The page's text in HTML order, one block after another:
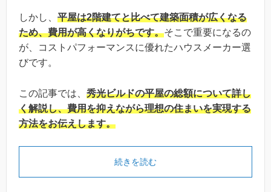
しかし、 平屋は2階建てと比べて建築面積が広くなる
ため、費用が高くなりがちです。そこで重要になるの
が、コストパフォーマンスに優れたハウスメーカー選
びです。
この記事では、 秀光ビルドの平屋の総額について詳し
く解説し、費用を抑えながら理想の住まいを実現する
方法をお伝えします。
続きを読む